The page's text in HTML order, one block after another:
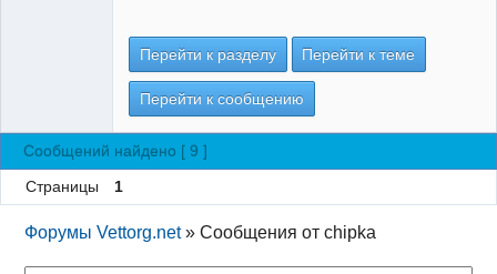
Перейти к разделу Перейти к теме
Перейти к сообщению
Сообщений найдено [ 9 ]
Страницы 1
Форумы Vettorg.net »Сообщения от chipka